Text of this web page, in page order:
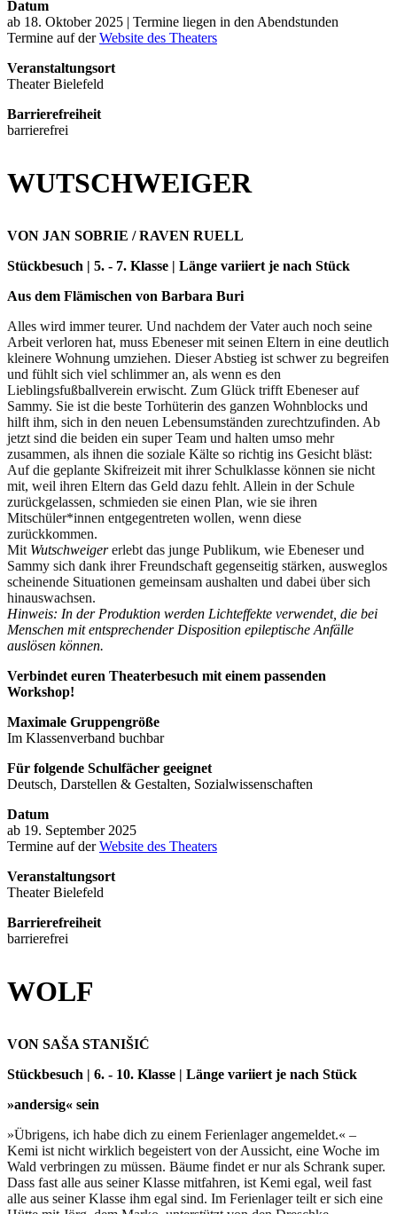
Datum
ab 18. Oktober 2025 | Termine liegen in den Abendstunden
Termine auf derWebsite des Theaters
Veranstaltungsort
Theater Bielefeld
Barrierefreiheit
barrierefrei
WUTSCHWEIGER
VON JAN SOBRIE / RAVEN RUELL
Stückbesuch | 5. - 7. Klasse | Länge variiert je nach Stück
Aus dem Flämischen von Barbara Buri
Alles wird immer teurer. Und nachdem der Vater auch noch seine
Arbeit verloren hat, muss Ebeneser mit seinen Eltern in eine deutlich
kleinere Wohnung umziehen. Dieser Abstieg ist schwer zu begreifen
und fühlt sich viel schlimmer an, als wenn es den
Lieblingsfußballverein erwischt. Zum Glück trifft Ebeneser auf
Sammy. Sie ist die beste Torhüterin des ganzen Wohnblocks und
hilft ihm, sich in den neuen Lebensumständen zurechtzufinden. Ab
jetzt sind die beiden ein super Team und halten umso mehr
zusammen, als ihnen die soziale Kälte so richtig ins Gesicht bläst:
Auf die geplante Skifreizeit mit ihrer Schulklasse können sie nicht
mit, weil ihren Eltern das Geld dazu fehlt. Allein in der Schule
zurückgelassen, schmieden sie einen Plan, wie sie ihren
Mitschüler*innen entgegentreten wollen, wenn diese
zurückkommen.
Mit Wutschweigererlebt das junge Publikum, wie Ebeneser und
Sammy sich dank ihrer Freundschaft gegenseitig stärken, ausweglos
scheinende Situationen gemeinsam aushalten und dabei über sich
hinauswachsen.
Hinweis: In der Produktion werden Lichteffekte verwendet, die bei
Menschen mit entsprechender Disposition epileptische Anfälle
auslösen können.
Verbindet euren Theaterbesuch mit einem passenden
Workshop!
Maximale Gruppengröße
Im Klassenverband buchbar
Für folgende Schulfächer geeignet
Deutsch, Darstellen & Gestalten, Sozialwissenschaften
Datum
ab 19. September 2025
Termine auf derWebsite des Theaters
Veranstaltungsort
Theater Bielefeld
Barrierefreiheit
barrierefrei
WOLF
VON SAŠA STANIŠIĆ
Stückbesuch | 6. - 10. Klasse | Länge variiert je nach Stück
»andersig« sein
»Übrigens, ich habe dich zu einem Ferienlager angemeldet.« –
Kemi ist nicht wirklich begeistert von der Aussicht, eine Woche im
Wald verbringen zu müssen. Bäume findet er nur als Schrank super.
Dass fast alle aus seiner Klasse mitfahren, ist Kemi egal, weil fast
alle aus seiner Klasse ihm egal sind. Im Ferienlager teilt er sich eine